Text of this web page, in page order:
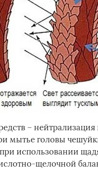
–
мытье головы
использовании
щелочной